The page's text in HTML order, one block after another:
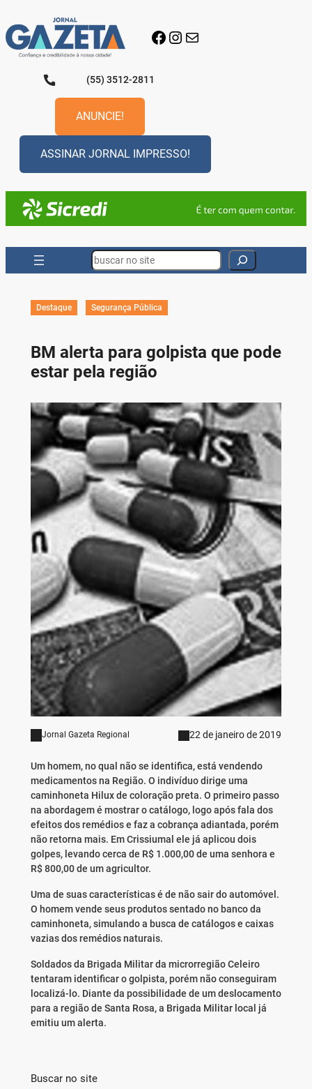
para
o
conteúdo
Facebook
Instagram
E-mail
(55) 3512-2811
ANUNCIE!
ASSINAR JORNAL IMPRESSO!
Search
Destaque Segurança Pública
BM alerta para golpista que pode
estar pela região
Jornal Gazeta Regional 22 de janeiro de 2019
Um homem, no qual não se identifica, está vendendo
medicamentos na Região. O indivíduo dirige uma
caminhoneta Hilux de coloração preta. O primeiro passo
na abordagem é mostrar o catálogo, logo após fala dos
efeitos dos remédios e faz a cobrança adiantada, porém
não retorna mais. Em Crissiumal ele já aplicou dois
golpes, levando cerca de R$ 1.000,00 de uma senhora e
R$ 800,00 de um agricultor.
Uma de suas características é de não sair do automóvel.
O homem vende seus produtos sentado no banco da
caminhoneta, simulando a busca de catálogos e caixas
vazias dos remédios naturais.
Soldados da Brigada Militar da microrregião Celeiro
tentaram identificar o golpista, porém não conseguiram
localizá-lo. Diante da possibilidade de um deslocamento
para a região de Santa Rosa, a Brigada Militar local já
emitiu um alerta.
Buscar no site